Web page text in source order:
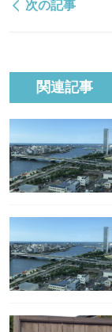
次の記事
関連記事